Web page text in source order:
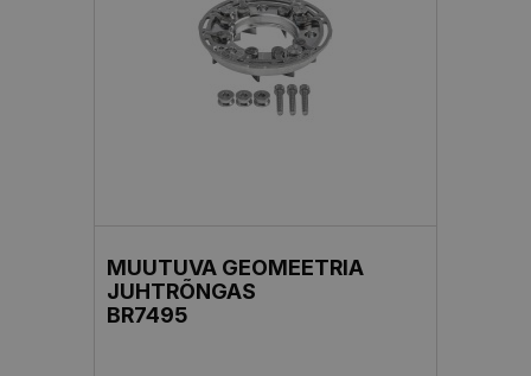
MUUTUVA GEOMEETRIA
JUHTRÕNGAS
BR7495